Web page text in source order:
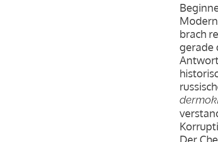
brach
gerade
Der